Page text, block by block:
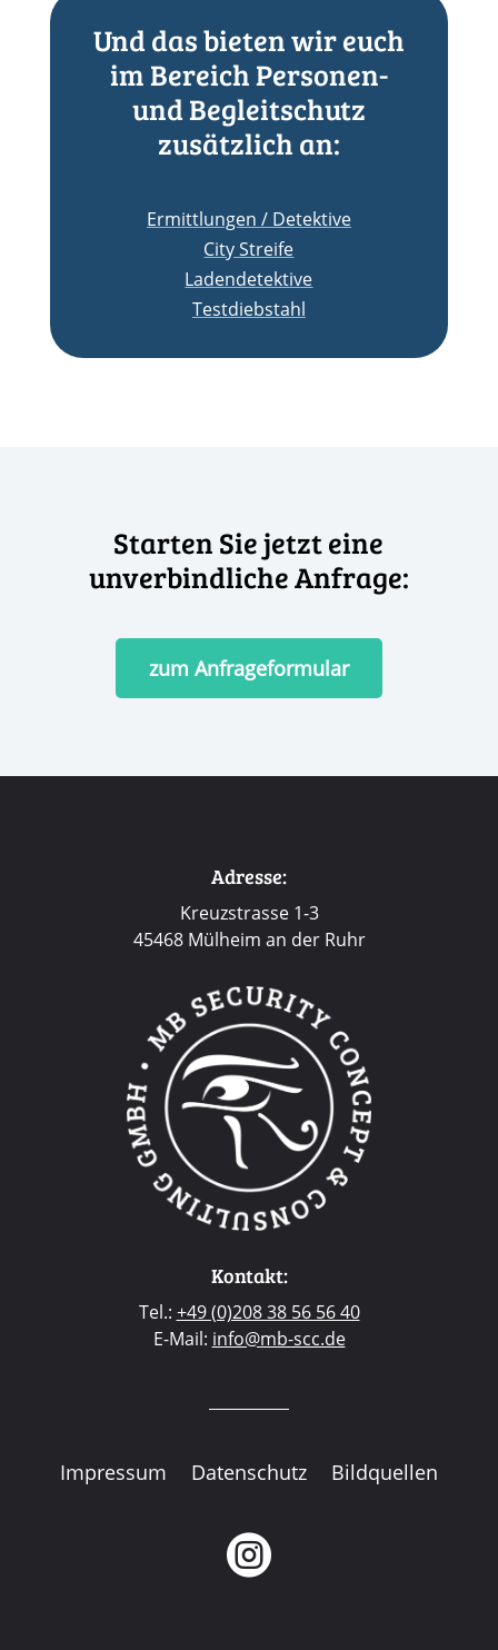
Und das bieten wir euch
im Bereich Personen-
und Begleitschutz
zusätzlich an:
Ermittlungen / Detektive
City Streife
Ladendetektive
Testdiebstahl
Starten Sie jetzt eine
unverbindliche Anfrage:
zum Anfrageformular
Adresse:
Kreuzstrasse 1-3
45468 Mülheim an der Ruhr
Kontakt:
Tel.: +49 (0)208 38 56 56 40
E-Mail: info@mb-scc.de
Impressum Datenschutz Bildquellen
